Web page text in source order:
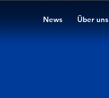
News Über uns